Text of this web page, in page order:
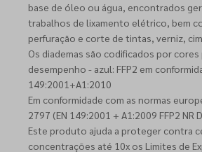
base de óleo ou água, encontrados
trabalhos de lixamento elétrico, bem
perfuração e corte de tintas, verniz,
Os diademas são codificados por
desempenho - azul: FFP2 em
149:2001+A1:2010
Em conformidade com as normas
2797 (EN 149:2001 + A1:2009 FFP2 NR
Este produto ajuda a proteger contra
concentrações até 10x os Limites de